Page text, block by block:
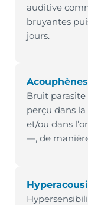
auditive
bruyantes
jours.
Acouphènes
Bruit
perçu dans la
et/ou dans
—, de